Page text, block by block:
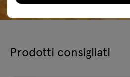
Prodotti consigliati